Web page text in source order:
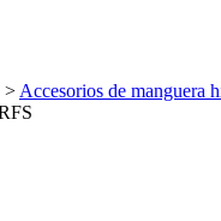
> Accesorios de manguera